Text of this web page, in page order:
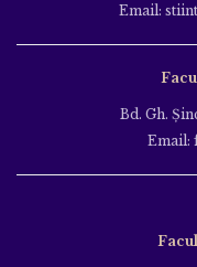
Email:
Bd. Gh.
Email: